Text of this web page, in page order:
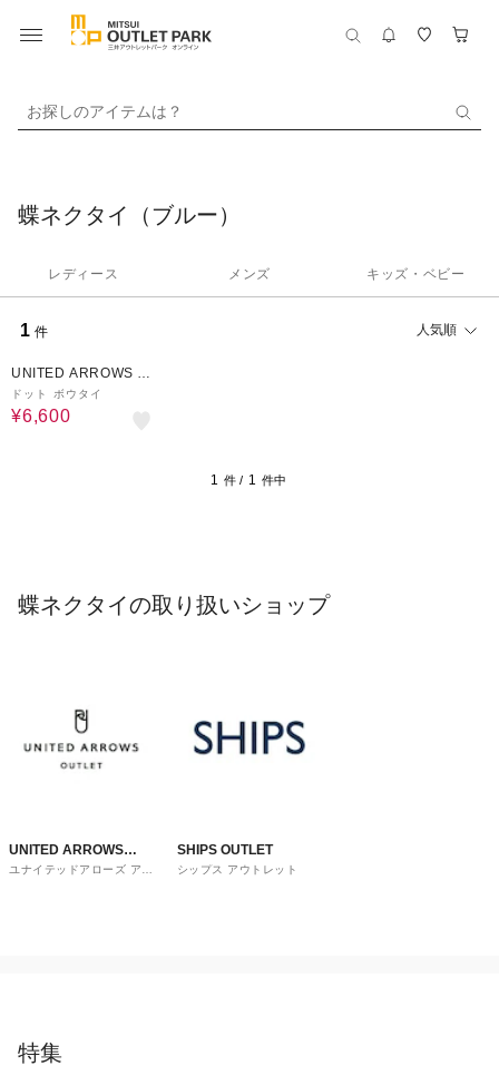
お探しのアイテムは？
蝶ネクタイ（ブルー）
レディース メンズ キッズ・ベビー
1 件 人気順
UNITED ARROWS O
UTLET
ドット ボウタイ
¥6,600
1 件 / 1 件中
蝶ネクタイの取り扱いショップ
UNITED ARROWS
OUTLET
ユナイテッドアローズ アウ
SHIPS OUTLET
シップス アウトレット
特集